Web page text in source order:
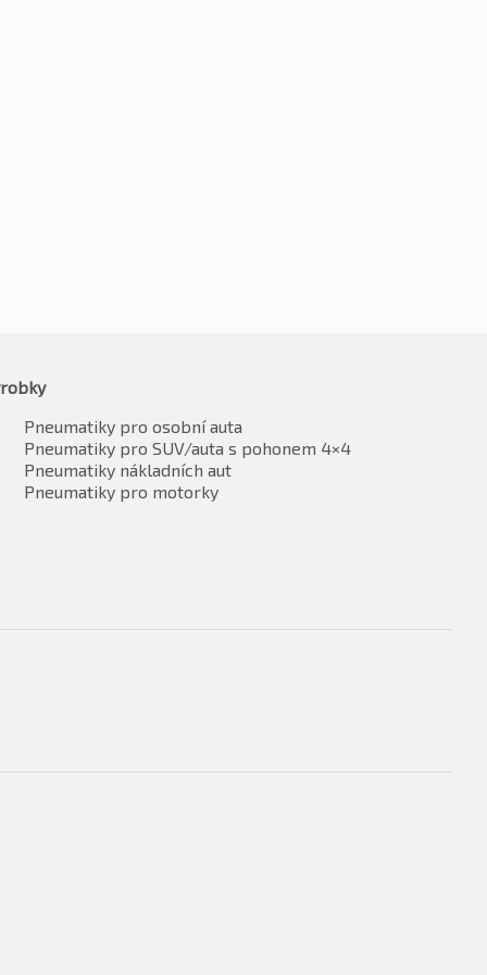
99W
Pneumatiky pro osobní auta
Pneumatiky pro SUV/auta s pohonem 4×4
Pneumatiky nákladních aut
Pneumatiky pro motorky